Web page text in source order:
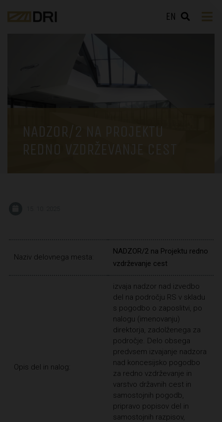
EN
NADZOR/2 NA PROJEKTU
REDNO VZDRŽEVANJE CEST
Naziv delovnega mesta:
NADZOR/2 na Projektu redno
vzdrževanje cest
Opis del in nalog:
izvaja nadzor nad izvedbo
del na področju RS v skladu
s pogodbo o zaposlitvi, po
nalogu (imenovanju)
direktorja, zadolženega za
področje. Delo obsega
predvsem izvajanje nadzora
nad koncesijsko pogodbo
za redno vzdrževanje in
varstvo državnih cest in
samostojnih pogodb,
pripravo popisov del in
samostojnih razpisov,